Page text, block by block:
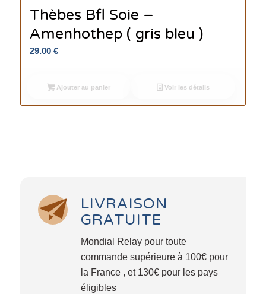
Thèbes Bfl Soie –
Amenhothep ( gris bleu )
29.00 €
Ajouter au panier Voir les détails
LIVRAISON
GRATUITE
Mondial Relay pour toute
commande supérieure à 100€ pour
la France , et 130€ pour les pays
éligibles